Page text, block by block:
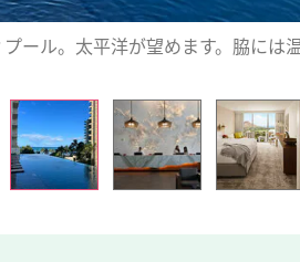
ール。太平洋が望めます。脇には